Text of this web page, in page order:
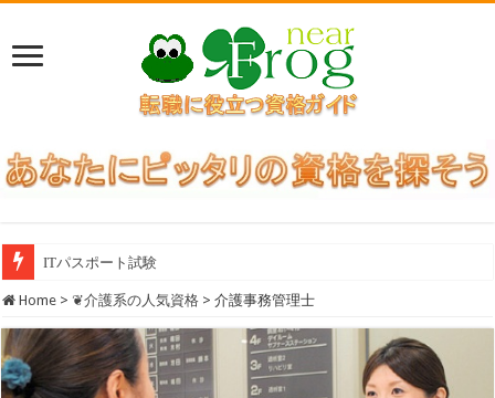
ITパスポート試験
Home > ❦介護系の人気資格 > 介護事務管理士